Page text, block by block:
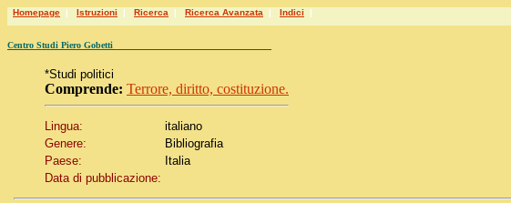
Homepage | Istruzioni | Ricerca | Ricerca Avanzata | Indici |
Centro Studi Piero Gobetti
*Studi politici
Comprende: Terrore, diritto, costituzione.
Lingua:
italiano
Genere:
Bibliografia
Paese:
Italia
Data di pubblicazione: